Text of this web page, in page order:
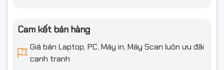
Cam kết bán hàng
Giá bán Laptop, PC, Máy in, Máy Scan luôn ưu đãi
cạnh tranh